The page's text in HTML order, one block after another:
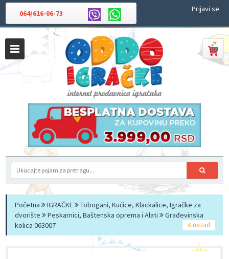
064/616-06-73 Prijavi se
Početna IGRAČKE
Tobogani, Kućice, Klackalice, Igračke za
dvorište
Peskarnici, Baštenska oprema i Alati
Građevinska
kolica 063007
nazad